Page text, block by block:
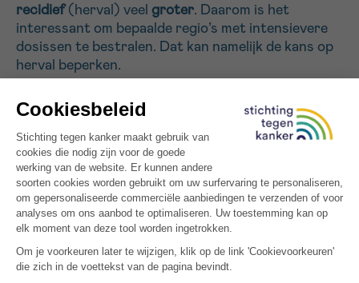
recidief(herval) veel groter. Daarom is het
interessant om bepaalde regio’s met intensievere
dosissen te bestralen. Dat kan namelijk de kans op
herval beperken.
Dosis-painting, een veelbelovende
Bepaalde regio’s met intensievere dosissen
bestralen, is nu net wat dosis-painting mogelijk
maakt. Artsen kunnende stralingsdosis laten
variërenin functie van de activiteit van een
bepaalde zone van de tumor. Je zou kunnen zeggen
dat ze de tumor in verschillende kleuren “verven”
met straling, vandaar de naam van de techniek.